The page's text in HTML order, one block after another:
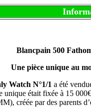
Blancpain 500
Une pièce unique au
Watch N°1/1 a été
unique était fixée à 15
créée par des parents